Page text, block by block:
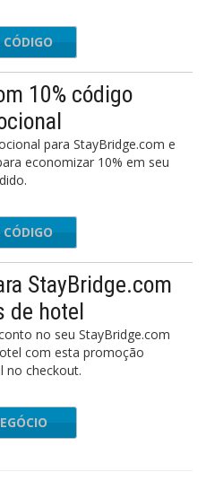
86DP6
10% código
para StayBridge.com e
economizar 10% em seu
BUYMORE
StayBridge.com
de hotel
no seu StayBridge.com
com esta promoção
no checkout.